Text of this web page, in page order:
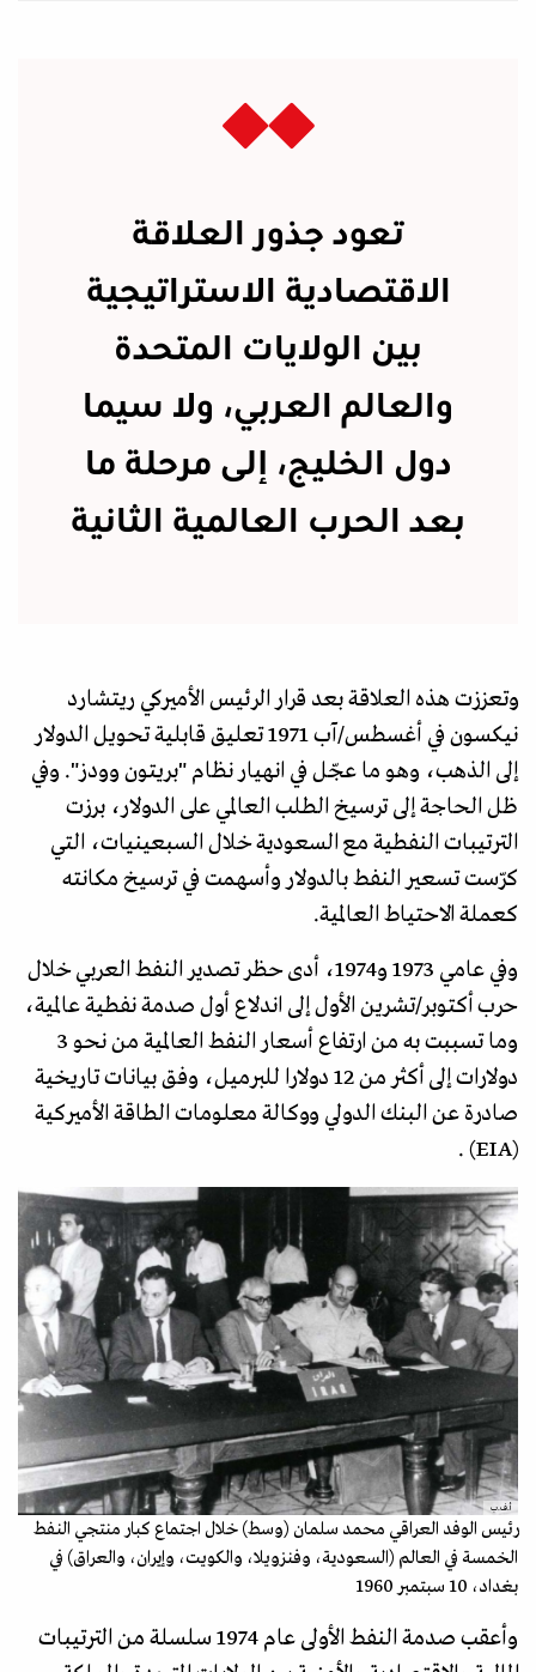
تعود جذور العلاقة
الاقتصادية الاستراتيجية
بين الولايات المتحدة
والعالم العربي، ولا سيما
دول الخليج، إلى مرحلة ما
بعد الحرب العالمية الثانية
وتعززت هذه العلاقة بعد قرار الرئيس الأميركي ريتشارد
نيكسون في أغسطس/آب 1971 تعليق قابلية تحويل الدولار
إلى الذهب، وهو ما عجّل في انهيار نظام "بريتون وودز". وفي
ظل الحاجة إلى ترسيخ الطلب العالمي على الدولار، برزت
الترتيبات النفطية مع السعودية خلال السبعينيات، التي
كرّست تسعير النفط بالدولار وأسهمت في ترسيخ مكانته
كعملة الاحتياط العالمية.
وفي عامي 1973 و1974، أدى حظر تصدير النفط العربي خلال
حرب أكتوبر/تشرين الأول إلى اندلاع أول صدمة نفطية عالمية،
وما تسببت به من ارتفاع أسعار النفط العالمية من نحو 3
دولارات إلى أكثر من 12 دولارا للبرميل، وفق بيانات تاريخية
صادرة عن البنك الدولي ووكالة معلومات الطاقة الأميركية
(EIA) .
أ.ف.ب
رئيس الوفد العراقي محمد سلمان (وسط) خلال اجتماع كبار منتجي النفط
الخمسة في العالم (السعودية، وفنزويلا، والكويت، وإيران، والعراق) في
بغداد، 10 سبتمبر 1960
وأعقب صدمة النفط الأولى عام 1974 سلسلة من الترتيبات